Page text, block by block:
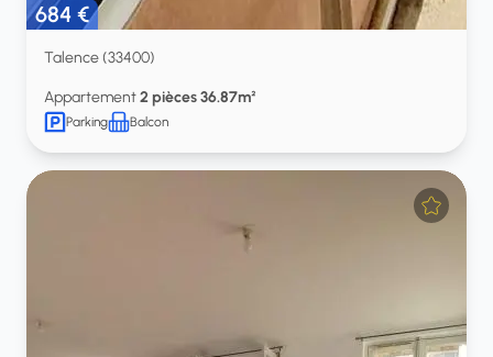
684 €
Talence (33400)
Appartement2 pièces 36.87m²
Parking Balcon